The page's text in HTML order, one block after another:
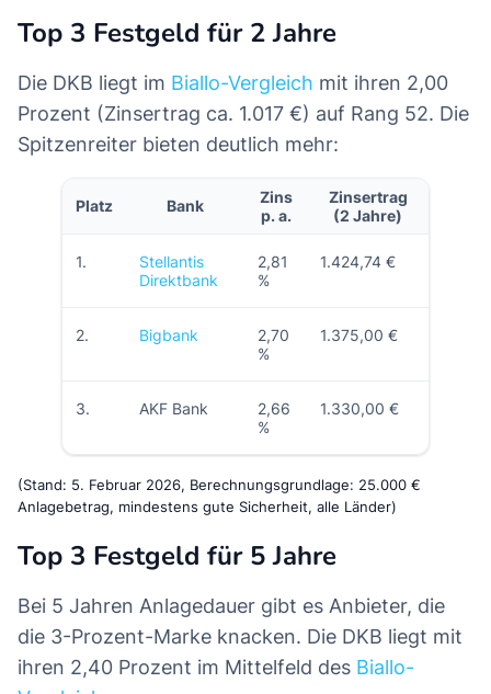
Top 3 Festgeld für 2 Jahre
Die DKB liegt im Biallo-Vergleich mit ihren 2,00
Prozent (Zinsertrag ca. 1.017 €) auf Rang 52. Die
Spitzenreiter bieten deutlich mehr:
Platz Bank
Zins
p. a.
Zinsertrag
(2 Jahre)
1.
Stellantis
Direktbank
2,81
%
1.424,74 €
2. Bigbank
2,70
%
1.375,00 €
3. AKF Bank
2,66
%
1.330,00 €
(Stand: 5. Februar 2026, Berechnungsgrundlage: 25.000 €
Anlagebetrag, mindestens gute Sicherheit, alle Länder)
Top 3 Festgeld für 5 Jahre
Bei 5 Jahren Anlagedauer gibt es Anbieter, die
die 3-Prozent-Marke knacken. Die DKB liegt mit
ihren 2,40 Prozent im Mittelfeld des Biallo-